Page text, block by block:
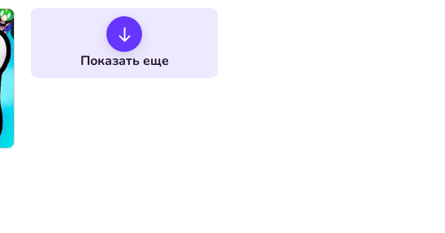
Показать еще